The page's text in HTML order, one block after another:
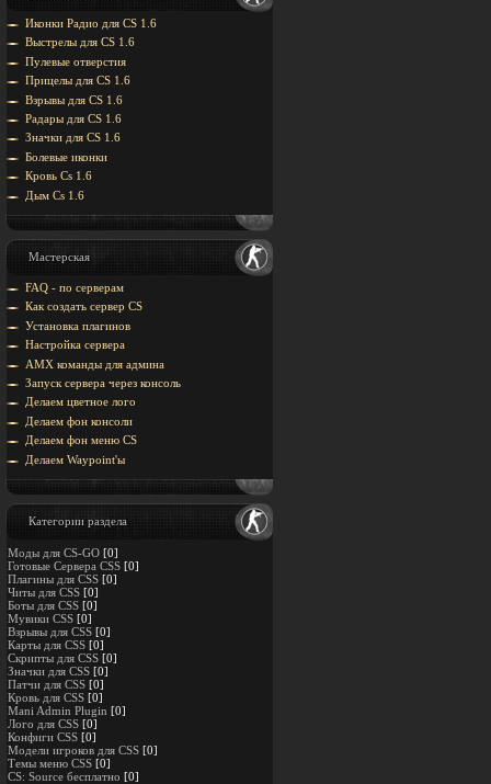
Иконки Радио для CS 1.6
Выстрелы для CS 1.6
Пулевые отверстия
Прицелы для CS 1.6
Взрывы для CS 1.6
Радары для CS 1.6
Значки для CS 1.6
Болевые иконки
Кровь Cs 1.6
Дым Cs 1.6
Мастерская
FAQ - по серверам
Как создать сервер CS
Установка плагинов
Настройка сервера
AMX команды для админа
Запуск сервера через консоль
Делаем цветное лого
Делаем фон консоли
Делаем фон меню CS
Делаем Waypoint'ы
Категории раздела
Моды для CS-GO [0]
Готовые Сервера CSS [0]
Плагины для CSS [0]
Читы для CSS [0]
Боты для CSS [0]
Мувики CSS [0]
Взрывы для CSS [0]
Карты для CSS [0]
Скрипты для CSS [0]
Значки для CSS [0]
Патчи для CSS [0]
Кровь для CSS [0]
Mani Admin Plugin [0]
Лого для CSS [0]
Конфиги CSS [0]
Модели игроков для CSS [0]
Темы меню CSS [0]
CS: Source бесплатно [0]